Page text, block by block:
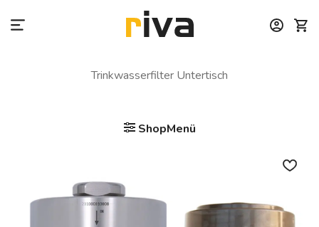
Inhalt
Trinkwasserfilter Untertisch
ShopMenü
Wunschliste